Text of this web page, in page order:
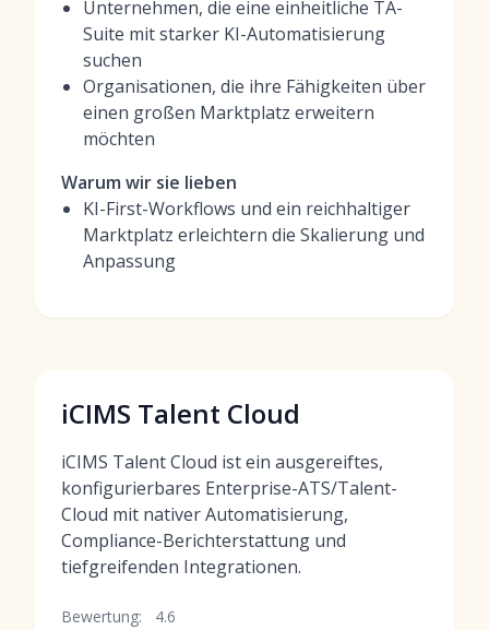
Unternehmen, die eine einheitliche TA-
Suite mit starker KI-Automatisierung
suchen
Organisationen, die ihre Fähigkeiten über
einen großen Marktplatz erweitern
möchten
Warum wir sie lieben
KI-First-Workflows und ein reichhaltiger
Marktplatz erleichtern die Skalierung und
Anpassung
iCIMS Talent Cloud
iCIMS Talent Cloud ist ein ausgereiftes,
konfigurierbares Enterprise-ATS/Talent-
Cloud mit nativer Automatisierung,
Compliance-Berichterstattung und
tiefgreifenden Integrationen.
Bewertung: 4.6